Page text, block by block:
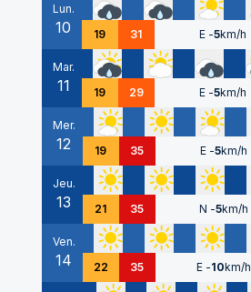
Lun.
10 19 31 E -5km/h
Mar.
11 19 29 E -5km/h
Mer.
12 19 35 E -5km/h
Jeu.
13 21 35 N -5km/h
Ven.
14 22 35 E -10km/h